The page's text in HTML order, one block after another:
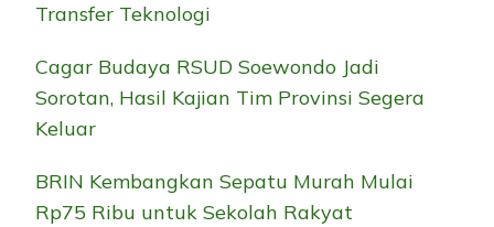
Transfer Teknologi
Cagar Budaya RSUD Soewondo Jadi
Sorotan, Hasil Kajian Tim Provinsi Segera
Keluar
BRIN Kembangkan Sepatu Murah Mulai
Rp75 Ribu untuk Sekolah Rakyat